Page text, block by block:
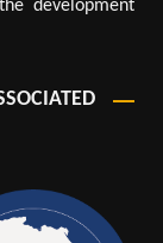
development